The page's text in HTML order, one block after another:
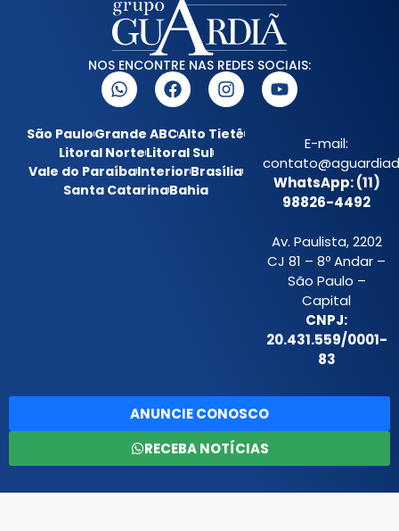
NOS ENCONTRE NAS REDES SOCIAIS:
São PauloGrande ABCAlto Tietê
Litoral NorteLitoral Sul
Vale do ParaíbaInteriorBrasília
Santa CatarinaBahia
E-mail:
WhatsApp: (11)
98826-4492
Av. Paulista, 2202
CJ 81 – 8º Andar –
São Paulo –
Capital
CNPJ:
20.431.559/0001-
83
ANUNCIE CONOSCO
RECEBA NOTÍCIAS